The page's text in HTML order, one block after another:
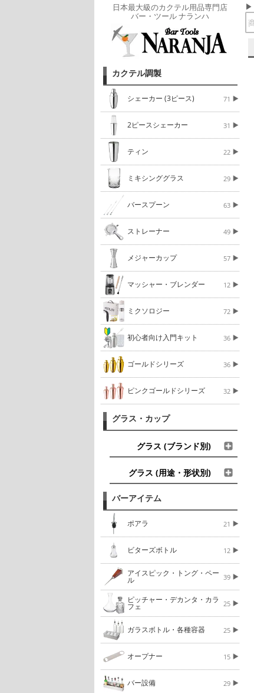
日本最大級のカクテル用品専門店
バー・ツール ナランハ
カクテル調製
シェーカー (3ピース) 71
2ピースシェーカー 31
ティン 22
ミキシンググラス 29
バースプーン 63
ストレーナー 49
メジャーカップ 57
マッシャー・ブレンダー 12
ミクソロジー 72
初心者向け入門キット 36
ゴールドシリーズ 36
ピンクゴールドシリーズ 32
グラス・カップ
グラス (ブランド別)
グラス (用途・形状別)
バーアイテム
ポアラ 21
ビターズボトル 12
アイスピック・トング・ペー
ル 39
ピッチャー・デカンタ・カラ
フェ 25
ガラスボトル・各種容器 25
オープナー 15
バー設備 29